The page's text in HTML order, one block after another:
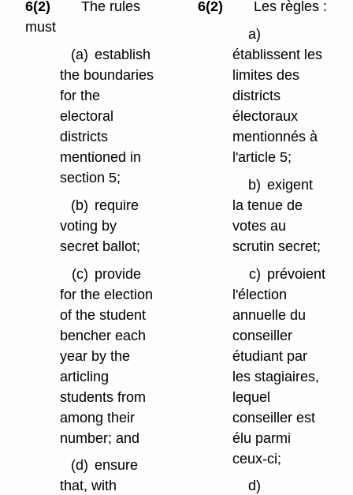
6(2)
The rules
must
(a) establish
the boundaries
for the
electoral
districts
mentioned in
section 5;
(b) require
voting by
secret ballot;
(c) provide
for the election
of the student
bencher each
year by the
articling
students from
among their
number; and
(d) ensure
that, with
6(2)
Les règles :
a)
établissent les
limites des
districts
électoraux
mentionnés à
l'article 5;
b) exigent
la tenue de
votes au
scrutin secret;
c) prévoient
l'élection
annuelle du
conseiller
étudiant par
les stagiaires,
lequel
conseiller est
élu parmi
ceux-ci;
d)